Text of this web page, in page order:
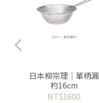
日本柳宗理│單柄漏
杓16cm
NT$1600